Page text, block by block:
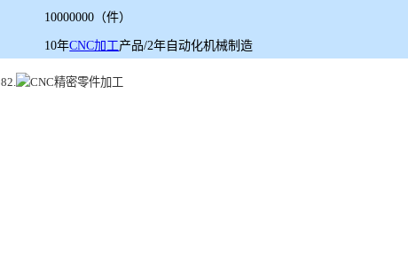
10000000（件）
10年CNC加工产品/2年自动化机